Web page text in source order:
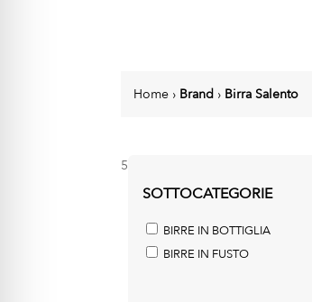
Home › Brand › Birra Salento
5
SOTTOCATEGORIE
BIRRE IN BOTTIGLIA
BIRRE IN FUSTO